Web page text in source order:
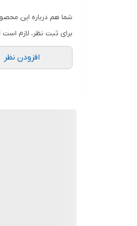
کشور سازنده
شما هم درباره این
برای ثبت نظر، لازم
افزودن نظر